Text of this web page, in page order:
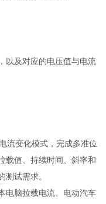
以及对应的电压值与电流
流变化模式，完成多准位
载值、持续时间、斜率和
试需求。
电脑拉载电流、电动汽车